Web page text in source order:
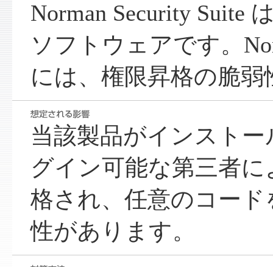
Norman Security Suite
ソフトウェアです。
には、権限昇格の脆
当該製品がインストー
グイン可能な第三者
格され、任意のコー
性があります。